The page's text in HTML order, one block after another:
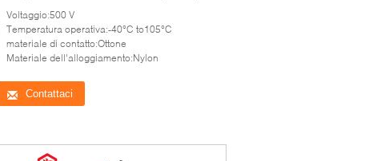
cavi per sistemi aerospaziali e solari
Voltaggio:500 V
Temperatura operativa:-40°C to105°C
materiale di contatto:Ottone
Materiale dell'alloggiamento:Nylon
Contattaci